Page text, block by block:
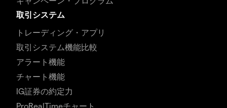
取引システム
トレーディング・アプリ
取引システム機能比較
アラート機能
チャート機能
IG証券の約定力
ProRealTimeチャート